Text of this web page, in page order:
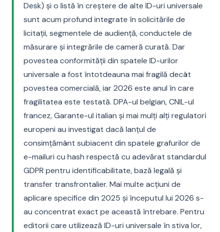
Desk) și o listă în creștere de alte ID-uri universale
sunt acum profund integrate în solicitările de
licitații, segmentele de audiență, conductele de
măsurare și integrările de cameră curată. Dar
povestea conformității din spatele ID-urilor
universale a fost întotdeauna mai fragilă decât
povestea comercială, iar 2026 este anul în care
fragilitatea este testată. DPA-ul belgian, CNIL-ul
francez, Garante-ul italian și mai mulți alți regulatori
europeni au investigat dacă lanțul de
consimțământ subiacent din spatele grafurilor de
e-mailuri cu hash respectă cu adevărat standardul
GDPR pentru identificabilitate, bază legală și
transfer transfrontalier. Mai multe acțiuni de
aplicare specifice din 2025 și începutul lui 2026 s-
au concentrat exact pe această întrebare. Pentru
editorii care utilizează ID-uri universale în stiva lor,